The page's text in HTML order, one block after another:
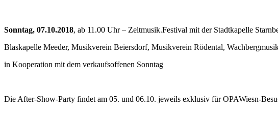
Sonntag, 07.10.2018, ab 11.00 Uhr – Zeltmusik.Festival mit der Stadtkapelle
Blaskapelle Meeder, Musikverein Beiersdorf, Musikverein Rödental,
in Kooperation mit dem verkaufsoffenen Sonntag
Die After-Show-Party findet am 05. und 06.10. jeweils exklusiv für OPAWiesn-